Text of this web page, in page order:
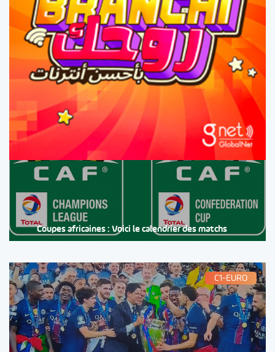
Foot Africain
Coupes africaines : Voici le calendrier des matchs
C1-EURO